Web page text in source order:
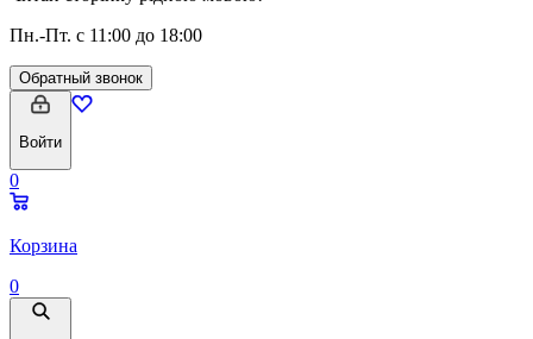
Пн.-Пт. с 11:00 до 18:00
Обратный звонок
Войти
0
Корзина
0